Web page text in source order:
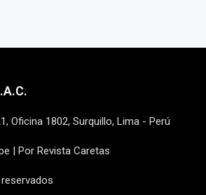
Oficina 1802, Surquillo, Lima - Perú
| Por Revista Caretas